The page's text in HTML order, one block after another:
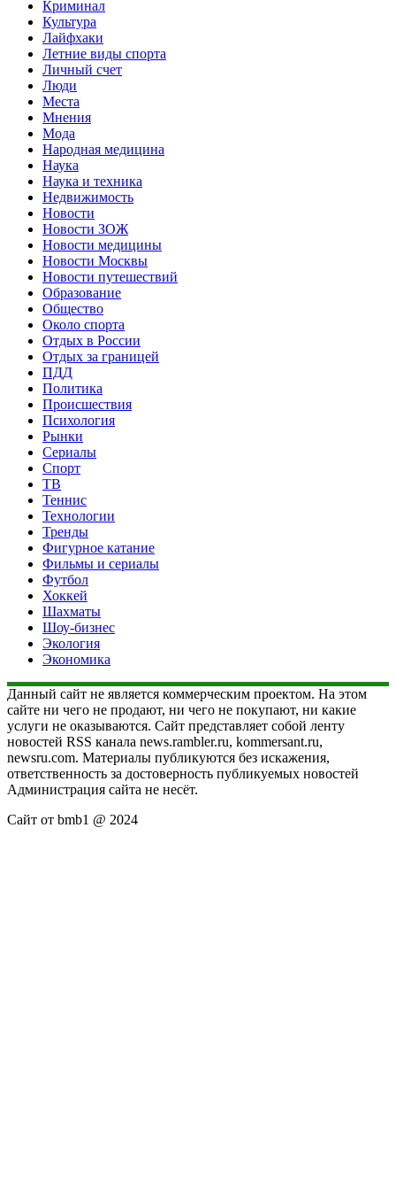
Криминал
Культура
Лайфхаки
Летние виды спорта
Личный счет
Люди
Места
Мнения
Мода
Народная медицина
Наука
Наука и техника
Недвижимость
Новости
Новости ЗОЖ
Новости медицины
Новости Москвы
Новости путешествий
Образование
Общество
Около спорта
Отдых в России
Отдых за границей
ПДД
Политика
Происшествия
Психология
Рынки
Сериалы
Спорт
ТВ
Теннис
Технологии
Тренды
Фигурное катание
Фильмы и сериалы
Футбол
Хоккей
Шахматы
Шоу-бизнес
Экология
Экономика
Данный сайт не является коммерческим проектом. На этом
сайте ни чего не продают, ни чего не покупают, ни какие
услуги не оказываются. Сайт представляет собой ленту
новостей RSS канала news.rambler.ru, kommersant.ru,
newsru.com. Материалы публикуются без искажения,
ответственность за достоверность публикуемых новостей
Администрация сайта не несёт.
Сайт от bmb1 @ 2024